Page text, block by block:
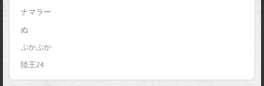
ナマラー
ぬ
ぷかぷか
陸王24